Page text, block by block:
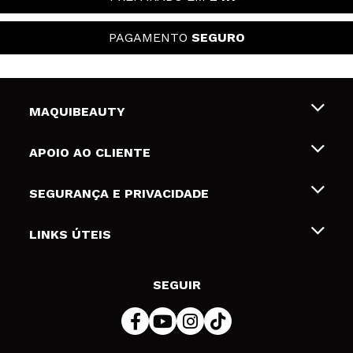
PAGAMENTO SEGURO
MAQUIBEAUTY
Sobre nós
Gift Cards
APOIO AO CLIENTE
Envios e Devoluções
Formas de pagamento
SEGURANÇA E PRIVACIDADE
Termos e Privacidade
LINKS ÚTEIS
SEGUIR